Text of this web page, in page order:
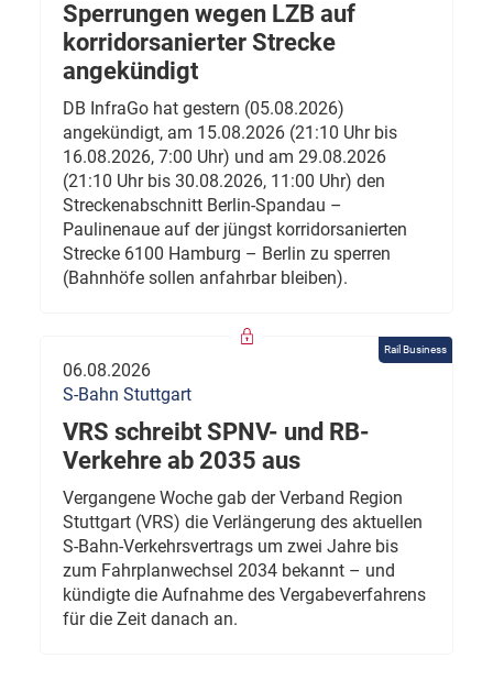
Sperrungen wegen LZB auf
korridorsanierter Strecke
angekündigt
DB InfraGo hat gestern (05.08.2026)
angekündigt, am 15.08.2026 (21:10 Uhr bis
16.08.2026, 7:00 Uhr) und am 29.08.2026
(21:10 Uhr bis 30.08.2026, 11:00 Uhr) den
Streckenabschnitt Berlin-Spandau –
Paulinenaue auf der jüngst korridorsanierten
Strecke 6100 Hamburg – Berlin zu sperren
(Bahnhöfe sollen anfahrbar bleiben).
Rail Business
06.08.2026
S-Bahn Stuttgart
VRS schreibt SPNV- und RB-
Verkehre ab 2035 aus
Vergangene Woche gab der Verband Region
Stuttgart (VRS) die Verlängerung des aktuellen
S-Bahn-Verkehrsvertrags um zwei Jahre bis
zum Fahrplanwechsel 2034 bekannt – und
kündigte die Aufnahme des Vergabeverfahrens
für die Zeit danach an.